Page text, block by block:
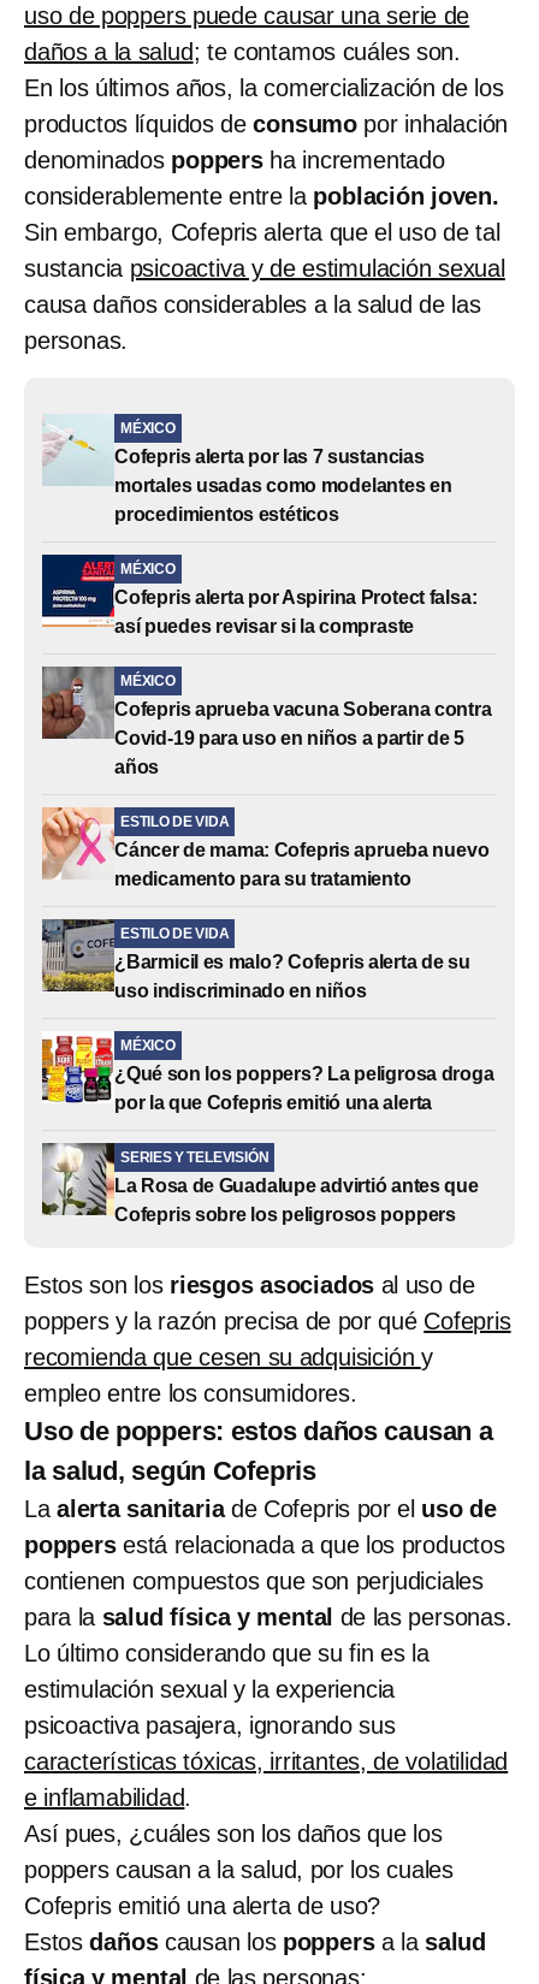
uso de poppers puede causar una serie de
daños a la salud; te contamos cuáles son.
En los últimos años, la comercialización de los
productos líquidos deconsumo por inhalación
denominados poppersha incrementado
considerablemente entre la población joven.
Sin embargo, Cofepris alerta que el uso de tal
sustancia psicoactiva y de estimulación sexual
causa daños considerables a la salud de las
personas.
MÉXICO
Cofepris alerta por las 7 sustancias
mortales usadas como modelantes en
procedimientos estéticos
MÉXICO
Cofepris alerta por Aspirina Protect falsa:
así puedes revisar si la compraste
MÉXICO
Cofepris aprueba vacuna Soberana contra
Covid-19 para uso en niños a partir de 5
años
ESTILO DE VIDA
Cáncer de mama: Cofepris aprueba nuevo
medicamento para su tratamiento
ESTILO DE VIDA
¿Barmicil es malo? Cofepris alerta de su
uso indiscriminado en niños
MÉXICO
¿Qué son los poppers? La peligrosa droga
por la que Cofepris emitió una alerta
SERIES Y TELEVISIÓN
La Rosa de Guadalupe advirtió antes que
Cofepris sobre los peligrosos poppers
Estos son los riesgos asociados al uso de
poppers y la razón precisa de por qué Cofepris
recomienda que cesen su adquisición y
empleo entre los consumidores.
Uso de poppers: estos daños causan a
la salud, según Cofepris
La alerta sanitariade Cofepris por el uso de
poppersestá relacionada a que los productos
contienen compuestos que son perjudiciales
para la salud física y mental de las personas.
Lo último considerando que su fin es la
estimulación sexual y la experiencia
psicoactiva pasajera, ignorando sus
características tóxicas, irritantes, de volatilidad
e inflamabilidad.
Así pues, ¿cuáles son los daños que los
poppers causan a la salud, por los cuales
Cofepris emitió una alerta de uso?
Estosdañoscausan los poppersa la salud
física y mental de las personas: